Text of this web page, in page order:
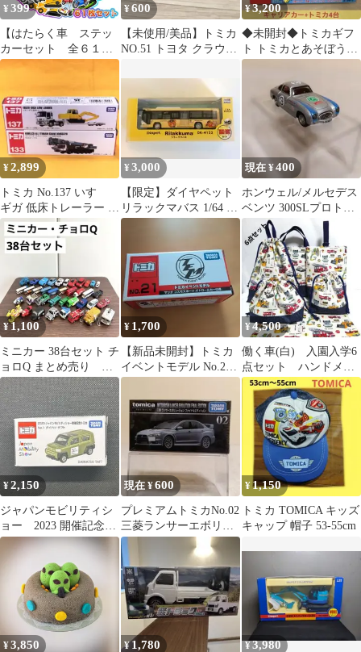
¥ 399
【はたらく車 ステッ
カーセット 全６１
枚】 働く車 乗り物 防
ット パトカー 消防車⁠
救急車 ⁠車 飛行機 電車
知育玩具⁠ はたらく車
乗り物 トミカ好き 男の
子 ご褒美⁠ プレゼント
¥600
【未使用/美品】トミカ
NO.51 トヨタ クラウン
¥3,200
◆未開封◆トミカギフ
ト トミカとあそぼう！
キャリアカーセット
(トミカ4台付)
¥2,899
トミカ No.137 いすゞ
ギガ 低床トレーラー &
No.133 まとめて
¥3,000
【限定】ダイヤペット
リラックマバス 1/64 相
鉄バス DK-4122
現在 ¥400
ホンウェル/メルセデス
ベンツ 300SLプロトタ
イプ(新品)
¥1,100
ミニカー 38台セット チ
ョロQ まとめ売り 働
く車 キーホルダー
¥ 1,700
【新品未開封】トミカ
イベントモデル No.21
マツダ コスモスポーツ
パトカー
¥4,500
働く車(白) 入園入学6
点セット ハンドメイ
ド
¥2,150
ジャパンモビリティシ
ョー 2023 開催記念ト
ミカ ダイハツ タフ
ト No.1
現在 ¥600
プレミアムトミカNo.02
三菱ランサーエボリュ
ーションFE(シュリンク
包装)
¥1,150
トミカ TOMICA キッズ
キャップ 帽子 53-55cm
¥3,850 ¥ 1,780 ¥3,980